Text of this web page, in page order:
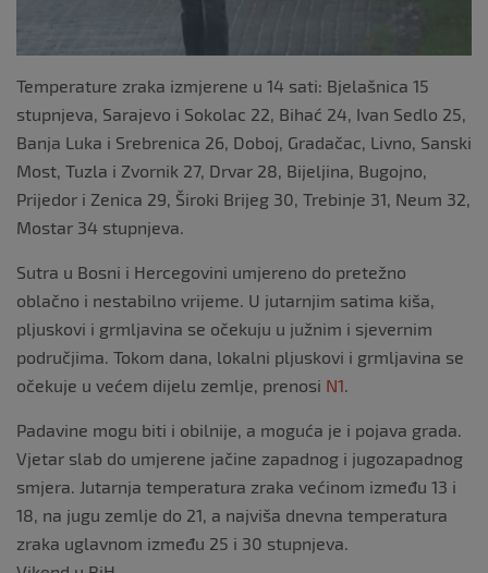
Temperature zraka izmjerene u 14 sati: Bjelašnica 15
stupnjeva, Sarajevo i Sokolac 22, Bihać 24, Ivan Sedlo 25,
Banja Luka i Srebrenica 26, Doboj, Gradačac, Livno, Sanski
Most, Tuzla i Zvornik 27, Drvar 28, Bijeljina, Bugojno,
Prijedor i Zenica 29, Široki Brijeg 30, Trebinje 31, Neum 32,
Mostar 34 stupnjeva.
Sutra u Bosni i Hercegovini umjereno do pretežno
oblačno i nestabilno vrijeme. U jutarnjim satima kiša,
pljuskovi i grmljavina se očekuju u južnim i sjevernim
područjima. Tokom dana, lokalni pljuskovi i grmljavina se
očekuje u većem dijelu zemlje, prenosi N1
Padavine mogu biti i obilnije, a moguća je i pojava grada.
Vjetar slab do umjerene jačine zapadnog i jugozapadnog
smjera. Jutarnja temperatura zraka većinom između 13 i
18, na jugu zemlje do 21, a najviša dnevna temperatura
zraka uglavnom između 25 i 30 stupnjeva.